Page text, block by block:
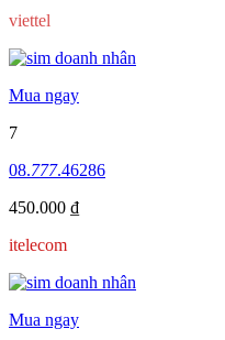
viettel
Mua ngay
7
08.777.46286
450.000 ₫
itelecom
Mua ngay